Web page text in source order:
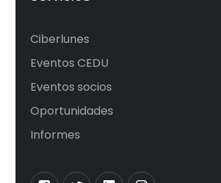
Ciberlunes
Eventos CEDU
Eventos socios
Oportunidades
Informes